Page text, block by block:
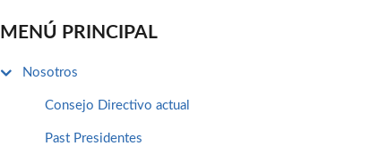
MENÚ PRINCIPAL
Nosotros
Consejo Directivo actual
Past Presidentes